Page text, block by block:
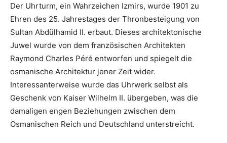
Der Uhrturm, ein Wahrzeichen Izmirs, wurde 1901 zu
Ehren des 25. Jahrestages der Thronbesteigung von
Sultan Abdülhamid II. erbaut. Dieses architektonische
Juwel wurde von dem französischen Architekten
Raymond Charles Péré entworfen und spiegelt die
osmanische Architektur jener Zeit wider.
Interessanterweise wurde das Uhrwerk selbst als
Geschenk von Kaiser Wilhelm II. übergeben, was die
damaligen engen Beziehungen zwischen dem
Osmanischen Reich und Deutschland unterstreicht.